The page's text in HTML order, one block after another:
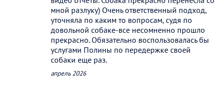
мной разлуку) Очень ответственный подход,
уточняла по каким то вопросам, судя по
довольной собаке-все несомненно прошло
прекрасно. Обязательно воспользовалась бы
услугами Полины по передержке своей
собаки еще раз.
апрель 2026